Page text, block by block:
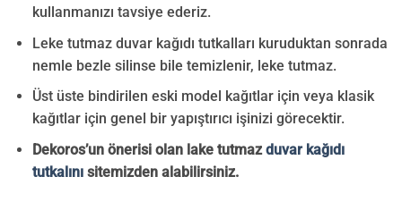
kullanmanızı tavsiye ederiz.
Leke tutmaz duvar kağıdı tutkalları kuruduktan sonrada
nemle bezle silinse bile temizlenir, leke tutmaz.
Üst üste bindirilen eski model kağıtlar için veya klasik
kağıtlar için genel bir yapıştırıcı işinizi görecektir.
Dekoros’un önerisi olan lake tutmazduvar kağıdı
tutkalınısitemizden alabilirsiniz.